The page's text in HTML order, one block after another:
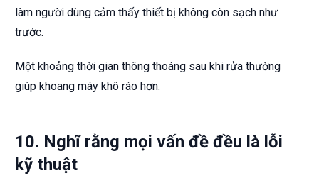
làm người dùng cảm thấy thiết bị không còn sạch như
trước.
Một khoảng thời gian thông thoáng sau khi rửa thường
giúp khoang máy khô ráo hơn.
10. Nghĩ rằng mọi vấn đề đều là lỗi
kỹ thuật